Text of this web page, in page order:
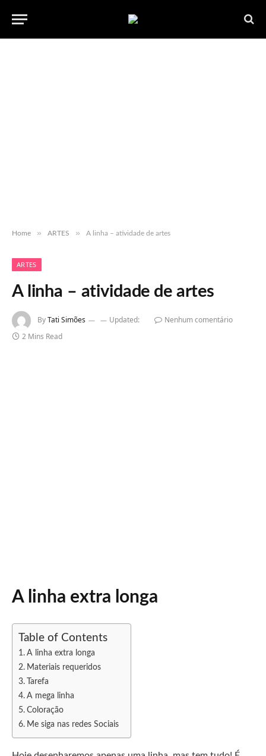
Home » ARTES » A linha – atividade de artes
ARTES
A linha – atividade de artes
ByTati Simões Updated:
Nenhum comentário
2 Mins Read
A linha extra longa
Table of Contents
A linha extra longa
Materiais requeridos
Tarefa
A mega linha
Coloração
Me siga nas redes Sociais